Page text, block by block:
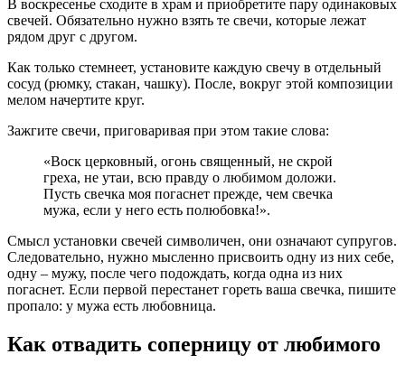
В воскресенье сходите в храм и приобретите пару одинаковых
свечей. Обязательно нужно взять те свечи, которые лежат
рядом друг с другом.
Как только стемнеет, установите каждую свечу в отдельный
сосуд (рюмку, стакан, чашку). После, вокруг этой композиции
мелом начертите круг.
Зажгите свечи, приговаривая при этом такие слова:
«Воск церковный, огонь священный, не скрой
греха, не утаи, всю правду о любимом доложи.
Пусть свечка моя погаснет прежде, чем свечка
мужа, если у него есть полюбовка!».
Смысл установки свечей символичен, они означают супругов.
Следовательно, нужно мысленно присвоить одну из них себе,
одну – мужу, после чего подождать, когда одна из них
погаснет. Если первой перестанет гореть ваша свечка, пишите
пропало: у мужа есть любовница.
Как отвадить соперницу от любимого